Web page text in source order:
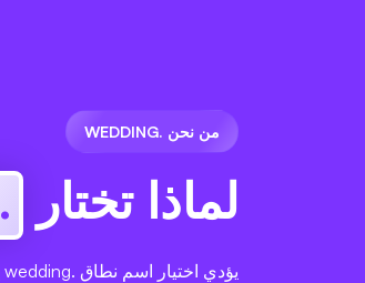
من نحن .WEDDING
لماذا تختار .wedding